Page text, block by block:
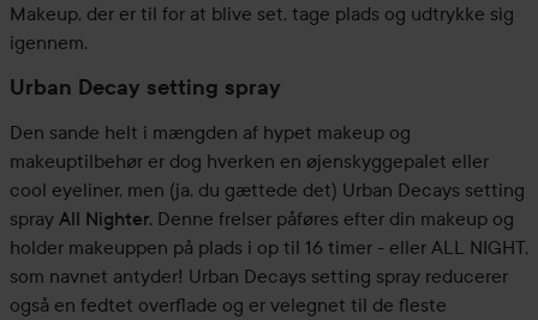
Makeup, der er til for at blive set, tage plads og udtrykke sig
igennem.
Urban Decay setting spray
Den sande helt i mængden af hypet makeup og
makeuptilbehør er dog hverken en øjenskyggepalet eller
cool eyeliner, men (ja, du gættede det) Urban Decays setting
spray All Nighter. Denne frelser påføres efter din makeup og
holder makeuppen på plads i op til 16 timer - eller ALL NIGHT,
som navnet antyder! Urban Decays setting spray reducerer
også en fedtet overflade og er velegnet til de fleste